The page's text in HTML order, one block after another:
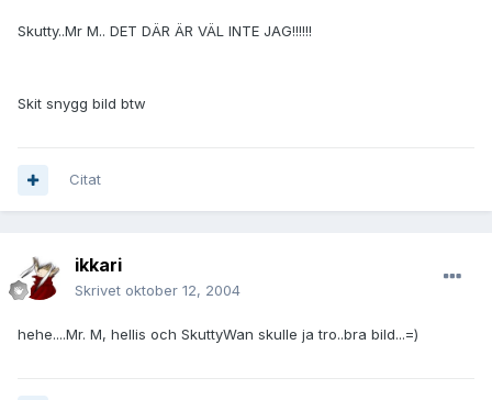
Skutty..Mr M.. DET DÄR ÄR VÄL INTE JAG!!!!!!
Skit snygg bild btw
Citat
ikkari
Skrivet oktober 12, 2004
hehe....Mr. M, hellis och SkuttyWan skulle ja tro..bra bild...=)